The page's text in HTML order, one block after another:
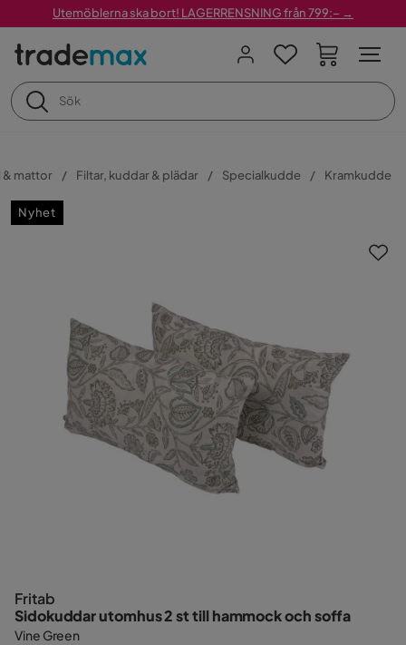
Utemöblerna ska bort! LAGERRENSNING från 799:– →
& mattor Filtar, kuddar & plädar Specialkudde Kramkudde
Nyhet
Fritab
Sidokuddar utomhus 2 st till hammock och soffa
Vine Green